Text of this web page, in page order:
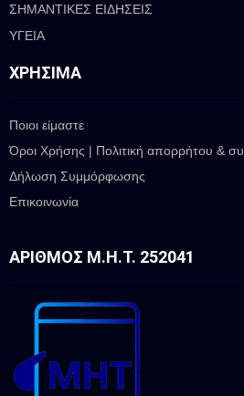
ΣΗΜΑΝΤΙΚΕΣ ΕΙΔΗΣΕΙΣ
ΥΓΕΙΑ
ΧΡΉΣΙΜΑ
Ποιοι είμαστε
Όροι Χρήσης | Πολιτική απορρήτου &
Δήλωση Συμμόρφωσης
Επικοινωνία
ΑΡΙΘΜΌΣ Μ.Η.Τ. 252041